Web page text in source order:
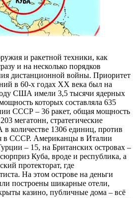
и ракетной техники, как
и на несколько порядков
дистанционной войны. Приоритет
в 60-х годах XX века был на
США имели 3,5 тысячи ядерных
которых составляла 635
СССР – 36 ракет, общая мощность
мегатонн, стратегические
количестве 1306 единиц, против
в СССР. Американцы в Италии
– 15, на Британских островах –
Куба, вроде и республика, а
протекторат, где
На этом острове на деньги
построены шикарные отели,
казино, публичные дома – всё